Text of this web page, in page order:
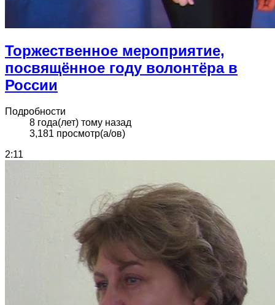
Торжественное мероприятие,
посвящённое году волонтёра в
России
Подробности
8 года(лет) тому назад
3,181 просмотр(а/ов)
2:11